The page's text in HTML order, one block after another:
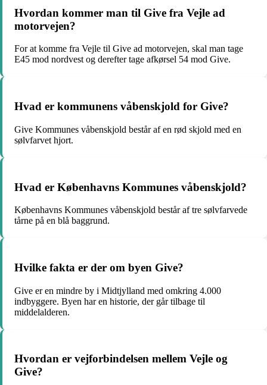
Hvordan kommer man til Give fra Vejle ad
motorvejen?
For at komme fra Vejle til Give ad motorvejen, skal man tage
E45 mod nordvest og derefter tage afkørsel 54 mod Give.
Hvad er kommunens våbenskjold for Give?
Give Kommunes våbenskjold består af en rød skjold med en
sølvfarvet hjort.
Hvad er Københavns Kommunes våbenskjold?
Københavns Kommunes våbenskjold består af tre sølvfarvede
tårne på en blå baggrund.
Hvilke fakta er der om byen Give?
Give er en mindre by i Midtjylland med omkring 4.000
indbyggere. Byen har en historie, der går tilbage til
middelalderen.
Hvordan er vejforbindelsen mellem Vejle og
Give?